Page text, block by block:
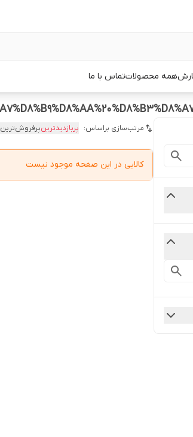
همه محصولاتتماس با ما
مرتب‌سازی براساس: پربازدیدترینپرفروش‌ترین
کالایی در این صفحه موجود نیست